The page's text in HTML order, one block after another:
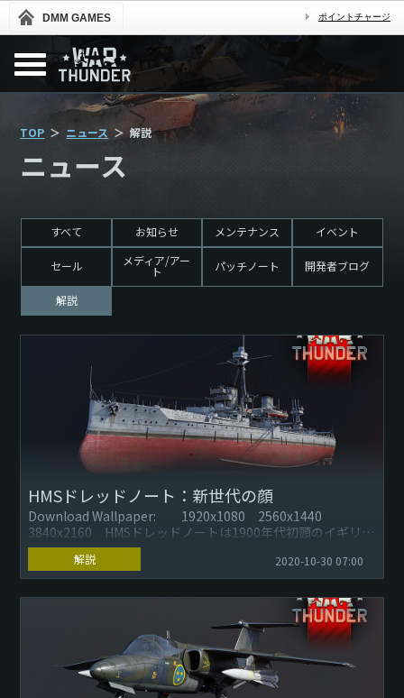
DMM GAMES ポイントチャージ
TOP ニュース 解説
ニュース
すべて お知らせ メンテナンス イベント
セール メディア/アー
ト パッチノート 開発者ブログ
解説
HMSドレッドノート：新世代の顔
Download Wallpaper: 1920x1080 2560x1440
3840x2160 HMSドレッドノートは1900年代初頭のイギリス
の戦艦です。その数々の革新的な...
解説 2020-10-30 07:00